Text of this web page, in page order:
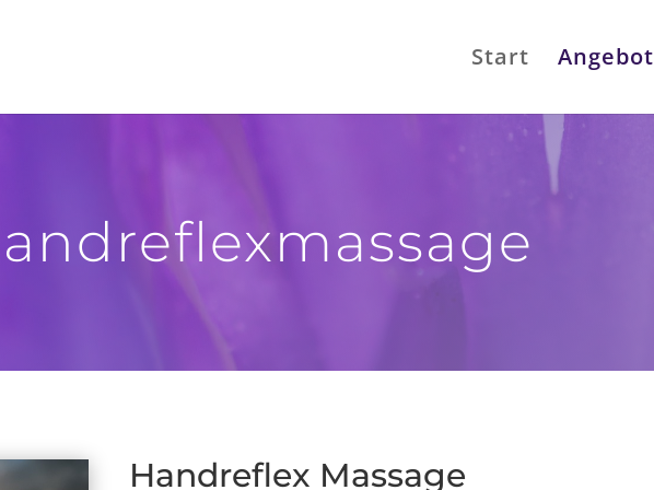
Start Angebot
Handreflex Massage